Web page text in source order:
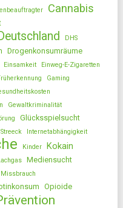
Cannabis
DHS
Drogenkonsumräume
Einsamkeit Einweg-E-Zigaretten
Gaming
Gewaltkriminalität
Glücksspielsucht
Internetabhängigkeit
Kinder Kokain
Mediensucht
Missbrauch
Opioide